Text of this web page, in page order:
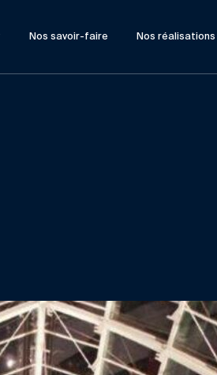
Nos savoir-faire Nos réalisations